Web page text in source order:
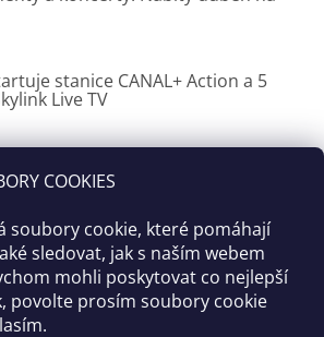
COOKIES
soubory cookie, které pomáhají
sledovat, jak s naším webem
mohli poskytovat co nejlepší
povolte prosím soubory cookie
stanice CANAL+ Action a 5
Live TV